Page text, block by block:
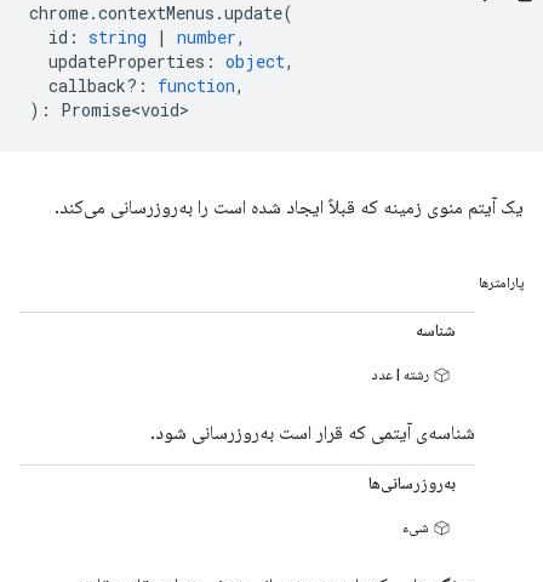
chrome.contextMenus .update(
id : string | number,
updateProperties : object,
callback? : function,
) : Promise<void>
یک آیتم منوی زمینه که قبلاً ایجاد شده است را به‌روزرسانی می‌کند.
پارامترها
شناسه
رشته | عدد
شناسه‌ی آیتمی که قرار است به‌روزرسانی شود.
به‌روزرسانی‌ها
شیء